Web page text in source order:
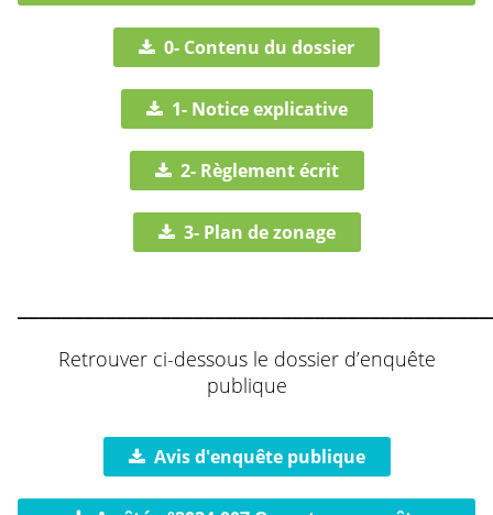
0- Contenu du dossier
1- Notice explicative
2- Règlement écrit
3- Plan de zonage
Retrouver ci-dessous le dossier d’enquête
publique
Avis d'enquête publique